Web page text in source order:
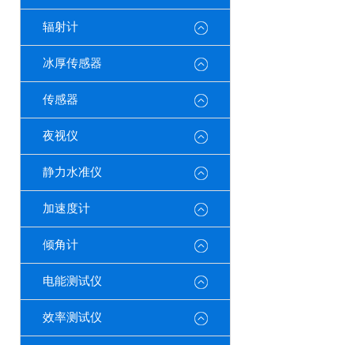
辐射计
冰厚传感器
传感器
夜视仪
静力水准仪
加速度计
倾角计
电能测试仪
效率测试仪